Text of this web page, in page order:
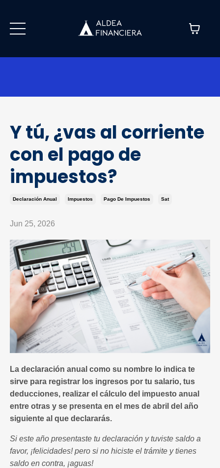
Y tú, ¿vas al corriente
con el pago de
impuestos?
Declaración Anual Impuestos Pago De Impuestos Sat
Jun 25, 2026
La declaración anual como su nombre lo indica te
sirve para registrar los ingresos por tu salario, tus
deducciones, realizar el cálculo del impuesto anual
entre otras y se presenta en el mes de abril del año
siguiente al que declararás.
Si este año presentaste tu declaración y tuviste saldo a
favor, ¡felicidades! pero si no hiciste el trámite y tienes
saldo en contra, ¡aguas!